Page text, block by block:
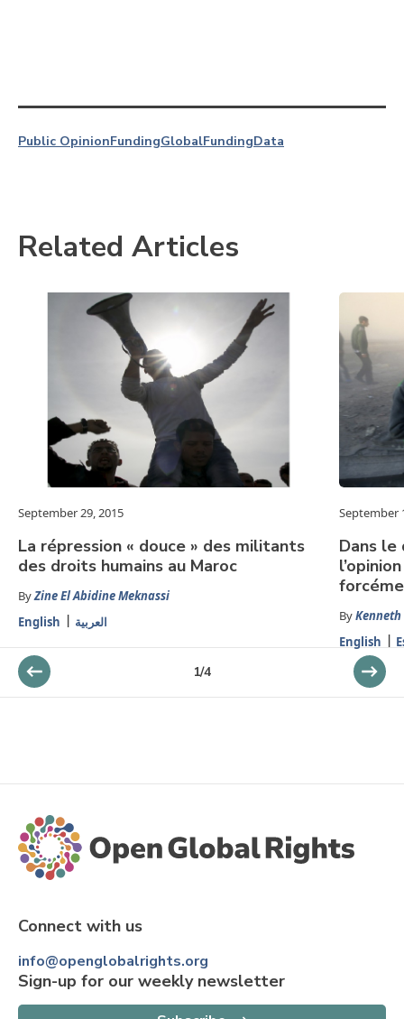
Public OpinionFundingGlobalFundingData
Related Articles
September 29, 2015
La répression « douce » des militants
des droits humains au Maroc
ByZine El Abidine Meknassi
English
العربية
September
Dans le
ByKenneth
English
1/4
Connect with us
info@openglobalrights.org
Sign-up for our weekly newsletter